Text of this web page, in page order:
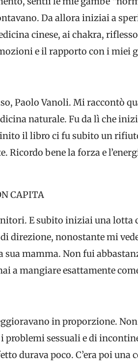
Da allora iniziai a
cinese, ai chakra,
e il rapporto con i miei
Paolo Vanoli. Mi raccontò
naturale. Fu da lì che
il libro ci fu subito un
bene la forza e
CAPITA
E subito iniziai una
direzione, nonostante mi
sua mamma. Non fui
a mangiare esattamente
in proporzione.
sessuali e di
durava poco. C’era poi una